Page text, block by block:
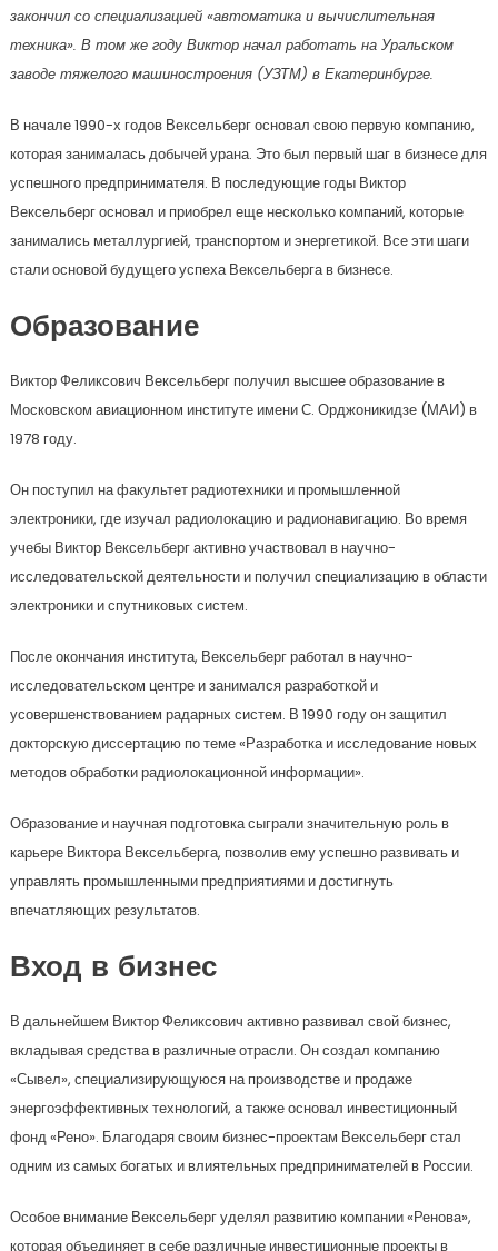
закончил со специализацией «автоматика и вычислительная
техника». В том же году Виктор начал работать на Уральском
заводе тяжелого машиностроения (УЗТМ) в Екатеринбурге.
В начале 1990-х годов Вексельберг основал свою первую компанию,
которая занималась добычей урана. Это был первый шаг в бизнесе для
успешного предпринимателя. В последующие годы Виктор
Вексельберг основал и приобрел еще несколько компаний, которые
занимались металлургией, транспортом и энергетикой. Все эти шаги
стали основой будущего успеха Вексельберга в бизнесе.
Образование
Виктор Феликсович Вексельберг получил высшее образование в
Московском авиационном институте имени С. Орджоникидзе (МАИ) в
1978 году.
Он поступил на факультет радиотехники и промышленной
электроники, где изучал радиолокацию и радионавигацию. Во время
учебы Виктор Вексельберг активно участвовал в научно-
исследовательской деятельности и получил специализацию в области
электроники и спутниковых систем.
После окончания института, Вексельберг работал в научно-
исследовательском центре и занимался разработкой и
усовершенствованием радарных систем. В 1990 году он защитил
докторскую диссертацию по теме «Разработка и исследование новых
методов обработки радиолокационной информации».
Образование и научная подготовка сыграли значительную роль в
карьере Виктора Вексельберга, позволив ему успешно развивать и
управлять промышленными предприятиями и достигнуть
впечатляющих результатов.
Вход в бизнес
В дальнейшем Виктор Феликсович активно развивал свой бизнес,
вкладывая средства в различные отрасли. Он создал компанию
«Сывел», специализирующуюся на производстве и продаже
энергоэффективных технологий, а также основал инвестиционный
фонд «Рено». Благодаря своим бизнес-проектам Вексельберг стал
одним из самых богатых и влиятельных предпринимателей в России.
Особое внимание Вексельберг уделял развитию компании «Ренова»,
которая объединяет в себе различные инвестиционные проекты в